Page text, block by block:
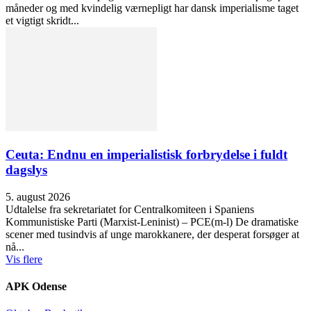
måneder og med kvindelig værnepligt har dansk imperialisme taget
et vigtigt skridt...
Ceuta: Endnu en imperialistisk forbrydelse i fuldt
dagslys
5. august 2026
Udtalelse fra sekretariatet for Centralkomiteen i Spaniens
Kommunistiske Parti (Marxist-Leninist) – PCE(m-l) De dramatiske
scener med tusindvis af unge marokkanere, der desperat forsøger at
nå...
Vis flere
APK Odense